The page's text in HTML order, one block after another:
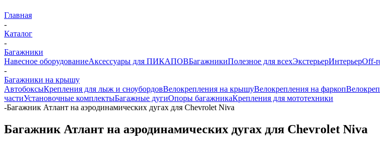
Главная
-
Каталог
-
Багажники
Навесное оборудованиеАксессуары для ПИКАПОВБагажникиПолезное для всехЭкстерьерИнтерьерOff-
-
Багажники на крышу
АвтобоксыКрепления для лыж и сноубордовВелокрепления на крышуВелокрепления на фаркоп
частиУстановочные комплектыБагажные дугиОпоры багажникаКрепления для мототехники
-Багажник Атлант на аэродинамических дугах для Chevrolet Niva
Багажник Атлант на аэродинамических дугах для Chevrolet Niva